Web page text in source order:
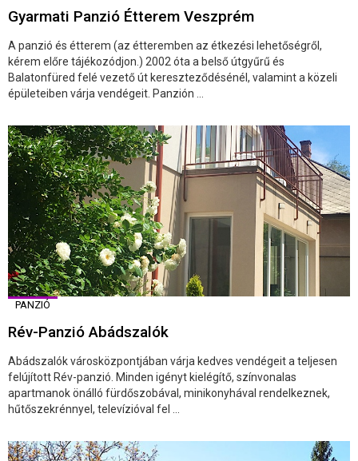
Gyarmati Panzió Étterem Veszprém
A panzió és étterem (az étteremben az étkezési lehetőségről,
kérem előre tájékozódjon.) 2002 óta a belső útgyűrű és
Balatonfüred felé vezető út kereszteződésénél, valamint a közeli
épületeiben várja vendégeit. Panzión ...
PANZIÓ
Rév-Panzió Abádszalók
Abádszalók városközpontjában várja kedves vendégeit a teljesen
felújított Rév-panzió. Minden igényt kielégítő, színvonalas
apartmanok önálló fürdőszobával, minikonyhával rendelkeznek,
hűtőszekrénnyel, televízióval fel ...